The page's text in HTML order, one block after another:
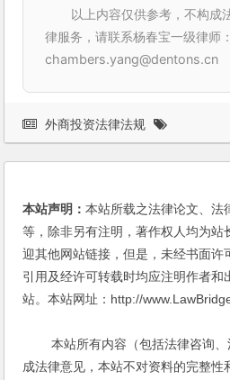
以上内容仅供参考，不构成
律服务，请联系杨春宝一级律师：
chambers.yang@dentons.cn
外商投资法律法规
本站声明：本站所载之法律论文、法
等，除非另有注明，著作权人均为站
迎其他网站链接，但是，未经书面许
引用及经许可转载时均应注明作者和
站。本站网址：http://
本站所有内容（包括法律咨询、
成法律意见，本站不对资料的完整性